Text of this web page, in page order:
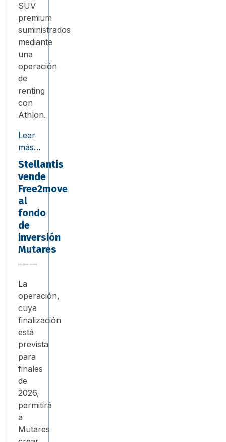
SUV
premium
suministrados
mediante
una
operación
de
renting
con
Athlon.
Leer
más…
Stellantis
vende
Free2move
al
fondo
de
inversión
Mutares
La
operación,
cuya
finalización
está
prevista
para
finales
de
2026,
permitirá
a
Mutares